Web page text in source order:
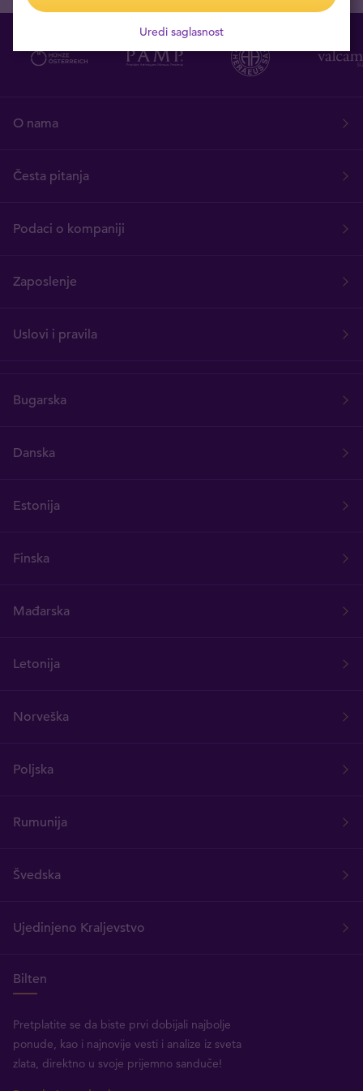
O nama
Česta pitanja
Podaci o kompaniji
Zaposlenje
Uslovi i pravila
Bugarska
Danska
Estonija
Finska
Mađarska
Letonija
Norveška
Poljska
Rumunija
Švedska
Ujedinjeno Kraljevstvo
Bilten
Pretplatite se da biste prvi dobijali najbolje
ponude, kao i najnovije vesti i analize iz sveta
zlata, direktno u svoje prijemno sanduče!
Uredi saglasnost